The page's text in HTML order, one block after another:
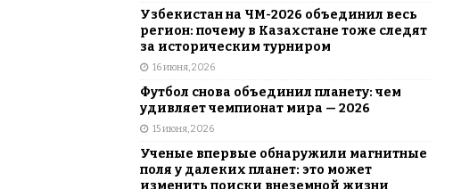
Узбекистан на ЧМ-2026 объединил весь
регион: почему в Казахстане тоже следят
за историческим турниром
16 июня, 2026
Футбол снова объединил планету: чем
удивляет чемпионат мира — 2026
15 июня, 2026
Ученые впервые обнаружили магнитные
поля у далеких планет: это может
изменить поиски внеземной жизни